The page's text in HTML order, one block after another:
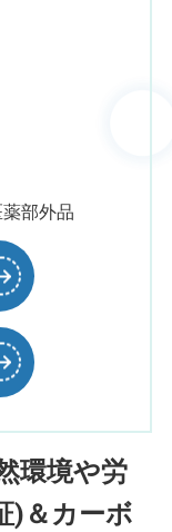
薬部外品
環境や労
)＆カーボ